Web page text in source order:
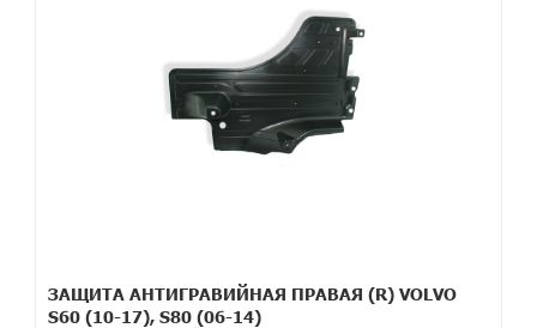
ЗАЩИТА АНТИГРАВИЙНАЯ ПРАВАЯ (R) VOLVO
S60 (10-17), S80 (06-14)